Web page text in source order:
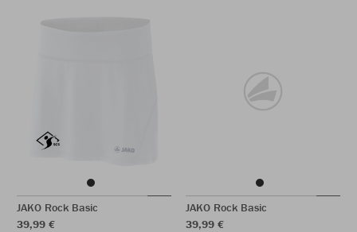
JAKO Rock Basic
39,99 €
JAKO Rock Basic
39,99 €